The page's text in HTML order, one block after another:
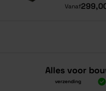
Vanaf
Alles voor
Boven 2.000 gratis verzending